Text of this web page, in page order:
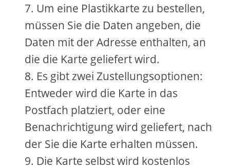
Um eine Plastikkarte zu bestellen,
müssen Sie die Daten angeben, die
Daten mit der Adresse enthalten, an
die die Karte geliefert wird.
Es gibt zwei Zustellungsoptionen:
Entweder wird die Karte in das
Postfach platziert, oder eine
Benachrichtigung wird geliefert, nach
der Sie die Karte erhalten müssen.
Die Karte selbst wird kostenlos